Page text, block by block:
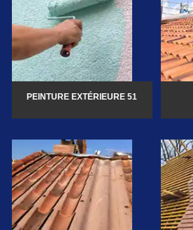
PEINTURE EXTÉRIEURE 51